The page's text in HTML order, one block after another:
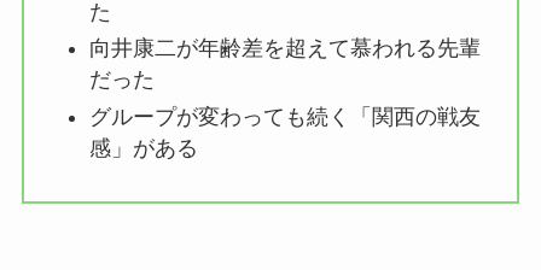
た
向井康二が年齢差を超えて慕われる先輩
だった
グループが変わっても続く「関西の戦友
感」がある